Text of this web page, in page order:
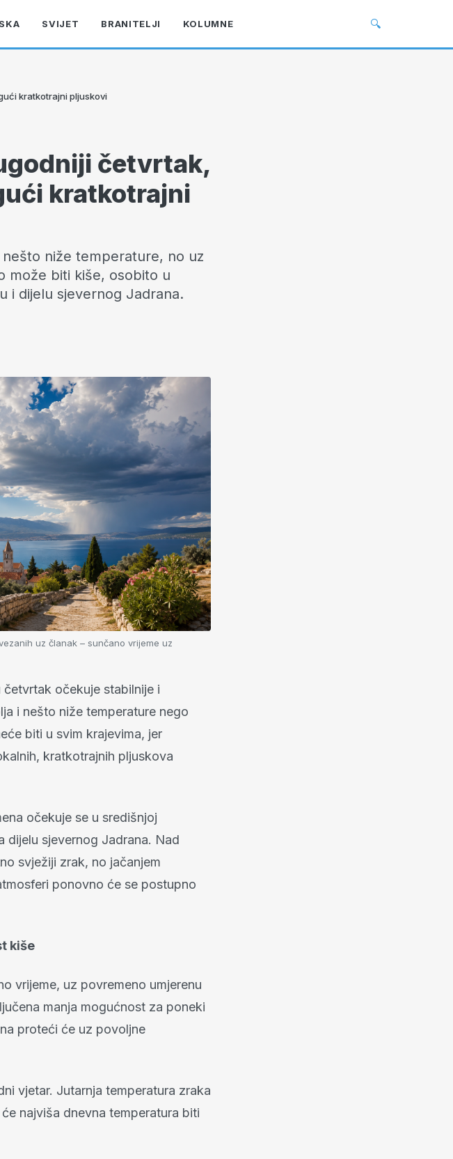
SVIJET BRANITELJI KOLUMNE 🔍
kratkotrajni pljuskovi
četvrtak,
kratkotrajni
niže temperature, no uz
može biti kiše, osobito u
i dijelu sjevernog Jadrana.
uz članak – sunčano vrijeme uz
očekuje stabilnije i
i nešto niže temperature nego
biti u svim krajevima, jer
kratkotrajnih pljuskova
očekuje se u središnjoj
dijelu sjevernog Jadrana. Nad
svježiji zrak, no jačanjem
ponovno će se postupno
kiše
vrijeme, uz povremeno umjerenu
manja mogućnost za poneki
proteći će uz povoljne
vjetar. Jutarnja temperatura zraka
najviša dnevna temperatura biti